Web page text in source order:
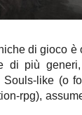
di gioco è
di più
like (o
rpg),